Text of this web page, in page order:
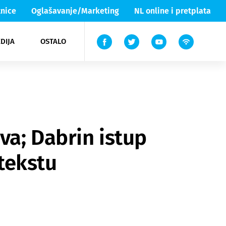
Oglašavanje/Marketing NL online i pretplata
OSTALO
Lika & Senj
TV
Dabrin istup